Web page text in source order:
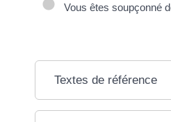
Vous êtes soupçonné
Textes de référence